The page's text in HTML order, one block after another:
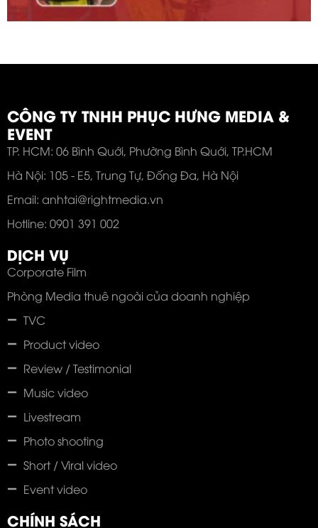
CÔNG TY TNHH PHỤC HƯNG MEDIA &
EVENT
TP. HCM: 06 Bình Quới, Phường Bình Quới, TP.HCM
Hà Nội: 105 - E5, Trung Tự, Đống Đa, Hà Nội
Email: anhtai@rightmedia.vn
Hotline: 0901 391 002
DỊCH VỤ
Corporate Film
Phòng Media thuê ngoài của doanh nghiệp
TVC
Product video
Review / Testimonial
Music video
Livestream
Photo shooting
Short / Viral video
Event video
CHÍNH SÁCH